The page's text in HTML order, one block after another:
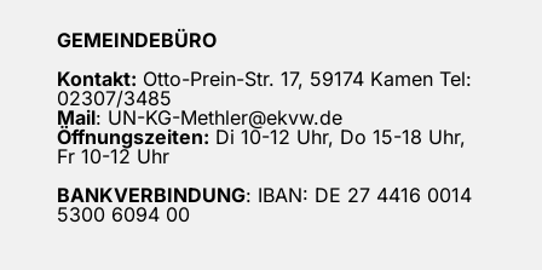
GEMEINDEBÜRO
Kontakt: Otto-Prein-Str. 17, 59174 Kamen Tel:
02307/3485
Mail: UN-KG-Methler@ekvw.de
Öffnungszeiten: Di 10-12 Uhr, Do 15-18 Uhr,
Fr 10-12 Uhr
BANKVERBINDUNG: IBAN: DE 27 4416 0014
5300 6094 00